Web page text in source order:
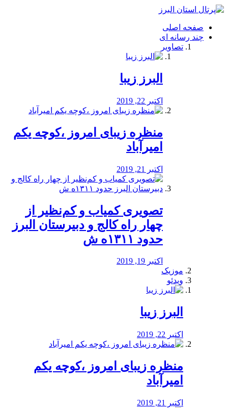
فصد
شرق
تهران
خشکشویی
صفحه اصلی
چند رسانه ای
تصاویر
البرز زیبا
اکتبر 22, 2019
منظره‌‌ زیبای امروز ،کوچه یکم
امیرآباد
اکتبر 21, 2019
️تصویری کمیاب و کم‌نظیر از
چهار راه كالج و دبيرستان البرز
حدود ۱۳۱۱ه ش
اکتبر 19, 2019
موزیک
ویدئو
البرز زیبا
اکتبر 22, 2019
منظره‌‌ زیبای امروز ،کوچه یکم
امیرآباد
اکتبر 21, 2019